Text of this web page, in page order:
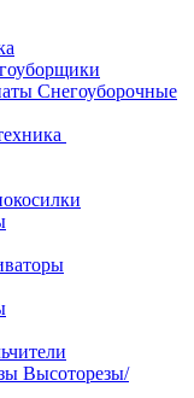
Снегоуборочные
Высоторезы/